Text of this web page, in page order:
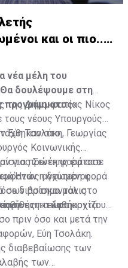
ανάπτυξη των
η ανακοίνωση.
και οι πιο..
νέα μέλη του
δουλέψουμε στη
προγράμματος»
της Δημοκρατίας Νίκος
νέους Υπουργούς
στο
Εύη Τσολάκη, Γεωργίας
Κοινωνικής
για πρώτη φορά στο
η δεύτερη φορά
σε διάστημα μόλις
η τελετή
Σενέκης έφτασε
αγχωμένος.
τα καθήκοντά
βρίσκονταν στο
ότι «τώρα αρχίζουν
πριν όσο και μετά την
Εύη Τσολάκη.
διαβεβαίωσης των
των